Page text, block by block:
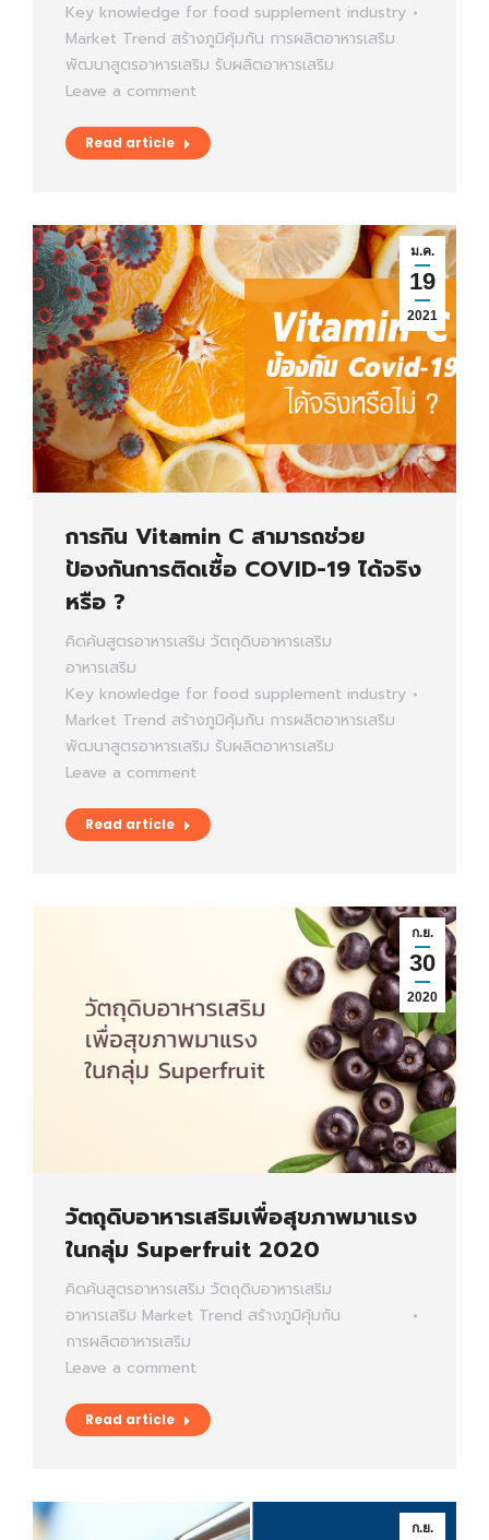
Key knowledge for food supplement industry
Market Trend สร้างภูมิคุ้มกัน การผลิตอาหารเสริม
พัฒนาสูตรอาหารเสริม รับผลิตอาหารเสริม
Leave a comment
Read article
ม.ค.
19
2021
การกิน Vitamin C สามารถช่วย
ป้องกันการติดเชื้อ COVID-19 ได้จริง
หรือ ?
คิดค้นสูตรอาหารเสริม วัตถุดิบอาหารเสริม
อาหารเสริม
Key knowledge for food supplement industry
Market Trend สร้างภูมิคุ้มกัน การผลิตอาหารเสริม
พัฒนาสูตรอาหารเสริม รับผลิตอาหารเสริม
Leave a comment
Read article
ก.ย.
30
2020
วัตถุดิบอาหารเสริมเพื่อสุขภาพมาแรง
ในกลุ่ม Superfruit 2020
คิดค้นสูตรอาหารเสริม วัตถุดิบอาหารเสริม
อาหารเสริม Market Trend สร้างภูมิคุ้มกัน
การผลิตอาหารเสริม
Leave a comment
Read article
ก.ย.